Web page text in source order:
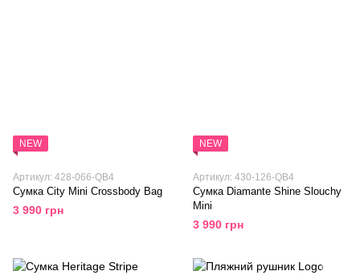
NEW
Артикул: 428-066-QB4
Сумка City Mini Crossbody Bag
3 990 грн
NEW
Артикул: 430-126-QB4
Сумка Diamante Shine Slouchy
Mini
3 990 грн